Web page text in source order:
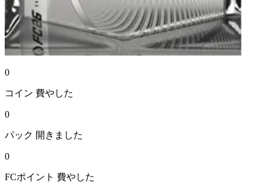
0
コイン 費やした
0
パック 開きました
0
FCポイント 費やした